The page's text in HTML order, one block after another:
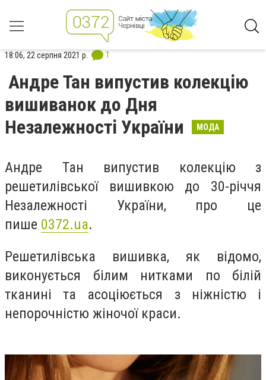
18:06, 22 серпня 2021 р. 1
Андре Тан випустив колекцію
вишиванок до Дня
Незалежності України
МОДА
Андре Тан випустив колекцію з
решетилівської вишивкою до 30-річчя
Незалежності України, про це
пише 0372.ua.
Решетилівська вишивка, як відомо,
виконується білим нитками по білій
тканині та асоціюється з ніжністю і
непорочністю жіночої краси.